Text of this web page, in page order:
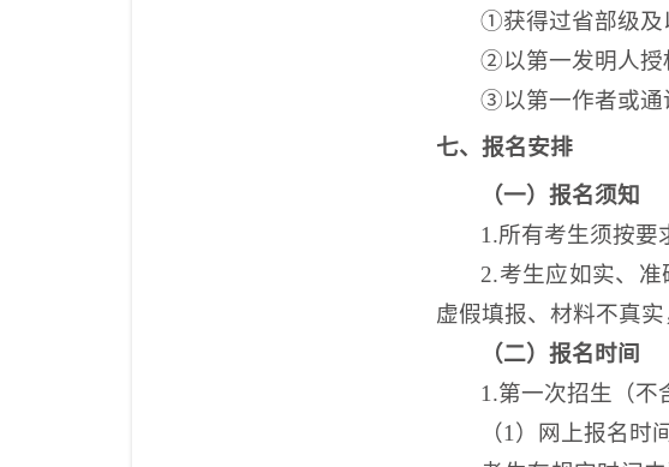
①获得过省部级及
②以第一发明人授
③以第一作者或通
七、 报名安排
（一）报名须知
1.所有考生须按要
2.考生应如实、
虚假填报、材料不真
（二）报名时间
1.第一次招生（不
（1）网上报名时间